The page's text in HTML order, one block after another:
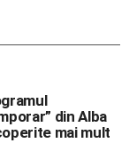
din Alba
mai mult